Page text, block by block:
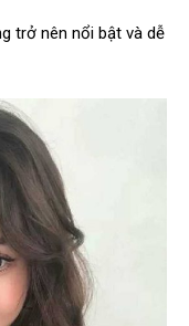
trở nên nổi bật và dễ